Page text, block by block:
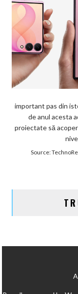
important pas din
de anul acesta
proiectate să
Source: